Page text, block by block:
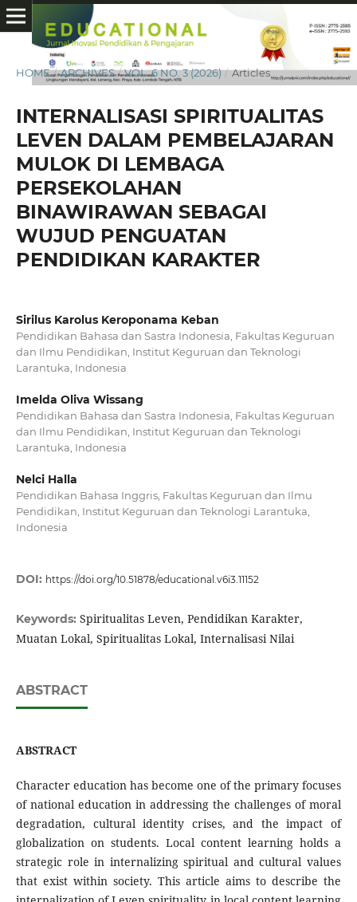
HOME / ARCHIVES / VOL. 6 NO. 3 (2026) / Articles
INTERNALISASI SPIRITUALITAS
LEVEN DALAM PEMBELAJARAN
MULOK DI LEMBAGA
PERSEKOLAHAN
BINAWIRAWAN SEBAGAI
WUJUD PENGUATAN
PENDIDIKAN KARAKTER
Sirilus Karolus Keroponama Keban
Pendidikan Bahasa dan Sastra Indonesia, Fakultas Keguruan
dan Ilmu Pendidikan, Institut Keguruan dan Teknologi
Larantuka, Indonesia
Imelda Oliva Wissang
Pendidikan Bahasa dan Sastra Indonesia, Fakultas Keguruan
dan Ilmu Pendidikan, Institut Keguruan dan Teknologi
Larantuka, Indonesia
Nelci Halla
Pendidikan Bahasa Inggris, Fakultas Keguruan dan Ilmu
Pendidikan, Institut Keguruan dan Teknologi Larantuka,
Indonesia
DOI: https://doi.org/10.51878/educational.v6i3.11152
Keywords: Spiritualitas Leven, Pendidikan Karakter,
Muatan Lokal, Spiritualitas Lokal, Internalisasi Nilai
ABSTRACT
ABSTRACT
Character education has become one of the primary focuses
of national education in addressing the challenges of moral
degradation, cultural identity crises, and the impact of
globalization on students. Local content learning holds a
strategic role in internalizing spiritual and cultural values
that exist within society. This article aims to describe the